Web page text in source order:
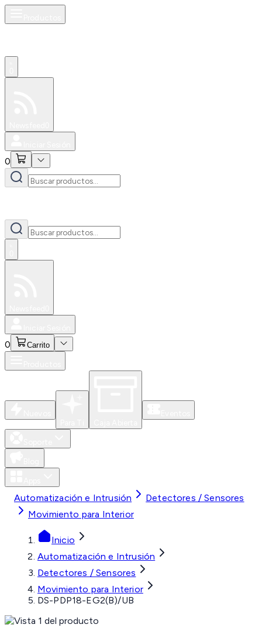
0
0 Carrito
Automatización e Intrusión
Detectores / Sensores
Movimiento para Interior
Inicio
Automatización e Intrusión
Detectores / Sensores
Movimiento para Interior
DS-PDP18-EG2(B)/UB